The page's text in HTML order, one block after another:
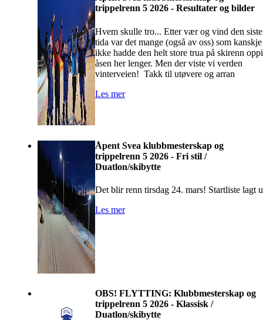
trippelrenn 5 2026 - Resultater og bilder
Hvem skulle tro... Etter vær og vind den siste
tida var det mange (også av oss) som kanskje
ikke hadde den helt store trua på skirenn oppi
åsen her lenger. Men der viste vi verden
vinterveien! Takk til utøvere og arran
Les mer
Åpent Svea klubbmesterskap og
trippelrenn 5 2026 - Fri stil /
Duatlon/skibytte
Det blir renn tirsdag 24. mars! Startliste lagt
Les mer
OBS! FLYTTING: Klubbmesterskap og
trippelrenn 5 2026 - Klassisk /
Duatlon/skibytte